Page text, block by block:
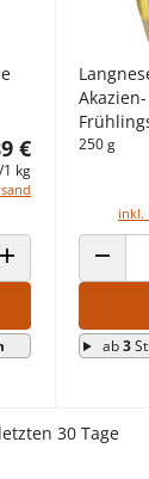
€
1 kg
ANZAHL ERHÖHEN
Akazien-
250 g
inkl.
ab3
30 Tage